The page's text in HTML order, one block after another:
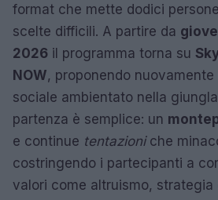
format che mette dodici
scelte difficili. A partire da
2026 il programma torna su
NOW, proponendo
sociale ambientato nella
partenza è semplice: un
e continue tentazioniche
costringendo i partecipanti a
valori come altruismo, strategia